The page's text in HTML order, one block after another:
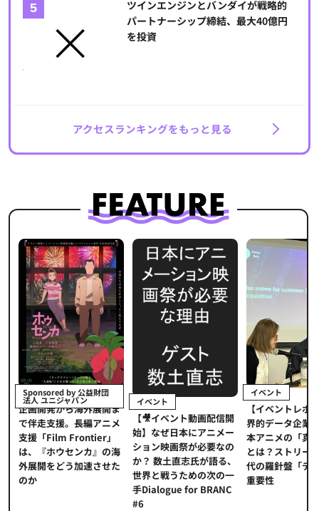
ツインエンジンとバンダイが戦略的
パートナーシップ締結、最大40億円
を投資
アクセスランキングをもっと見る
Sponsored by 公益財団
法人 ユニジャパン
企画開発から海外展開ま
で伴走支援。長編アニメ
支援「Film Frontier」
は、『ホウセンカ』の海
外展開をどう加速させた
のか
イベント
【🎥イベント動画配信開
始】なぜ日本にアニメー
ション映画祭が必要なの
か？ 数土直志氏が語る、
世界と戦うための次の一
手Dialogue for BRANC
#6
イベント
【イベントレポ
界的データ企業
本アニメの「真
とは？ストリー
代の羅針盤「デ
重要性